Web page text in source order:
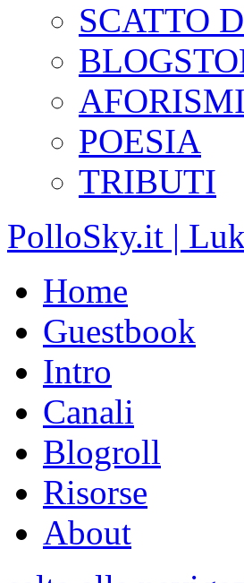
SCATTO
AFORISMI
POESIA
TRIBUTI
PolloSky.it |
Home
Guestbook
Intro
Canali
Blogroll
Risorse
About